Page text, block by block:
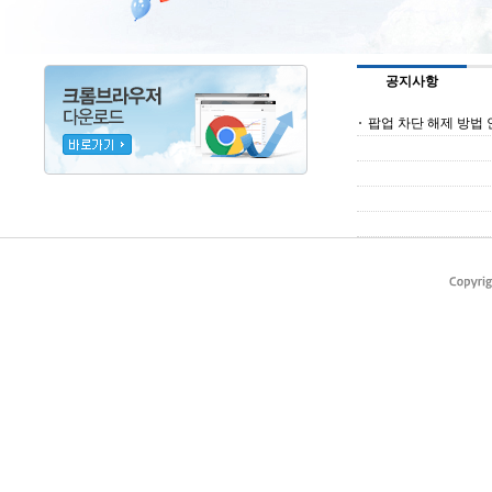
공지사항
팝업 차단 해제 방법